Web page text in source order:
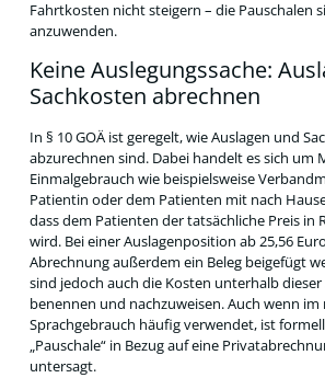
Fahrtkosten nicht steigern – die Pauschalen
anzuwenden.
Keine Auslegungssache:
Sachkosten abrechnen
In § 10 GOÄ ist geregelt, wie Auslagen und
abzurechnen sind. Dabei handelt es sich um
Einmalgebrauch wie beispielsweise
Patientin oder dem Patienten mit nach
dass dem Patienten der tatsächliche Preis in
wird. Bei einer Auslagenposition ab 25,56
Abrechnung außerdem ein Beleg beigefügt
sind jedoch auch die Kosten unterhalb dieser
benennen und nachzuweisen. Auch wenn im
Sprachgebrauch häufig verwendet, ist
„Pauschale“ in Bezug auf eine
untersagt.